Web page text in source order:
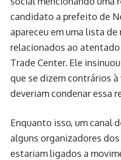
candidato a prefeito de
apareceu em uma lista
relacionados ao atentado
Trade Center. Ele
que se dizem contrários
deveriam condenar essa
Enquanto isso, um canal
alguns organizadores
estariam ligados a